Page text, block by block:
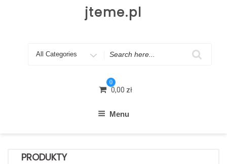
jteme.pl
Search
0
0,00 zł
Menu
PRODUKTY